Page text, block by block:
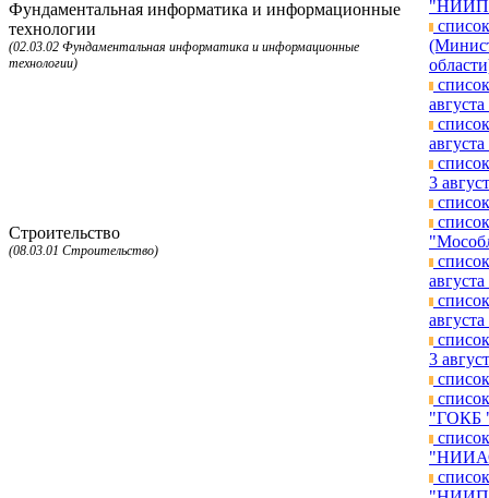
Фундаментальная информатика и информационные
технологии
(02.03.02 Фундаментальная информатика и информационные
технологии)
"НИИП
Строительство
(08.03.01 Строительство)
3
3
"ГОКБ